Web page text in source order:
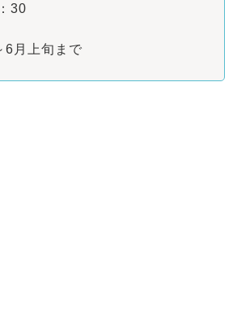
30
月上旬まで